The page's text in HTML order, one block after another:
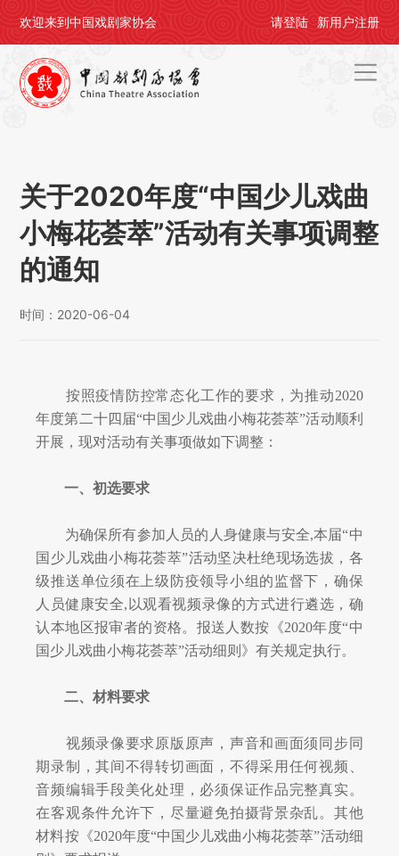
欢迎来到中国戏剧家协会 请登陆 新用户注册
首页
剧协公告
戏剧活动
会员中心
对外交流
大事记
关于2020年度“中国少儿戏曲
小梅花荟萃”活动有关事项调整
的通知
时间：2020-06-04
按照疫情防控常态化工作的要求，为推动2020
年度第二十四届“中国少儿戏曲小梅花荟萃”活动顺利
开展，现对活动有关事项做如下调整：
一、初选要求
为确保所有参加人员的人身健康与安全,本届“中
国少儿戏曲小梅花荟萃”活动坚决杜绝现场选拔，各
级推送单位须在上级防疫领导小组的监督下，确保
人员健康安全,以观看视频录像的方式进行遴选，确
认本地区报审者的资格。报送人数按《2020年度“中
国少儿戏曲小梅花荟萃”活动细则》有关规定执行。
二、材料要求
视频录像要求原版原声，声音和画面须同步同
期录制，其间不得转切画面，不得采用任何视频、
音频编辑手段美化处理，必须保证作品完整真实。
在客观条件允许下，尽量避免拍摄背景杂乱。其他
材料按《2020年度“中国少儿戏曲小梅花荟萃”活动细